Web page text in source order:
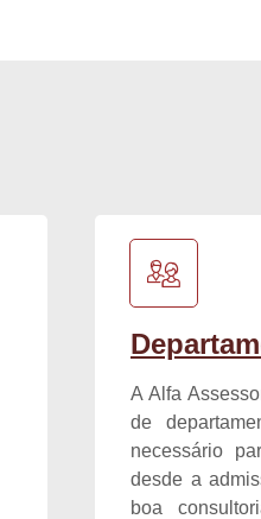
A Alfa
de
necessário
desde a
boa